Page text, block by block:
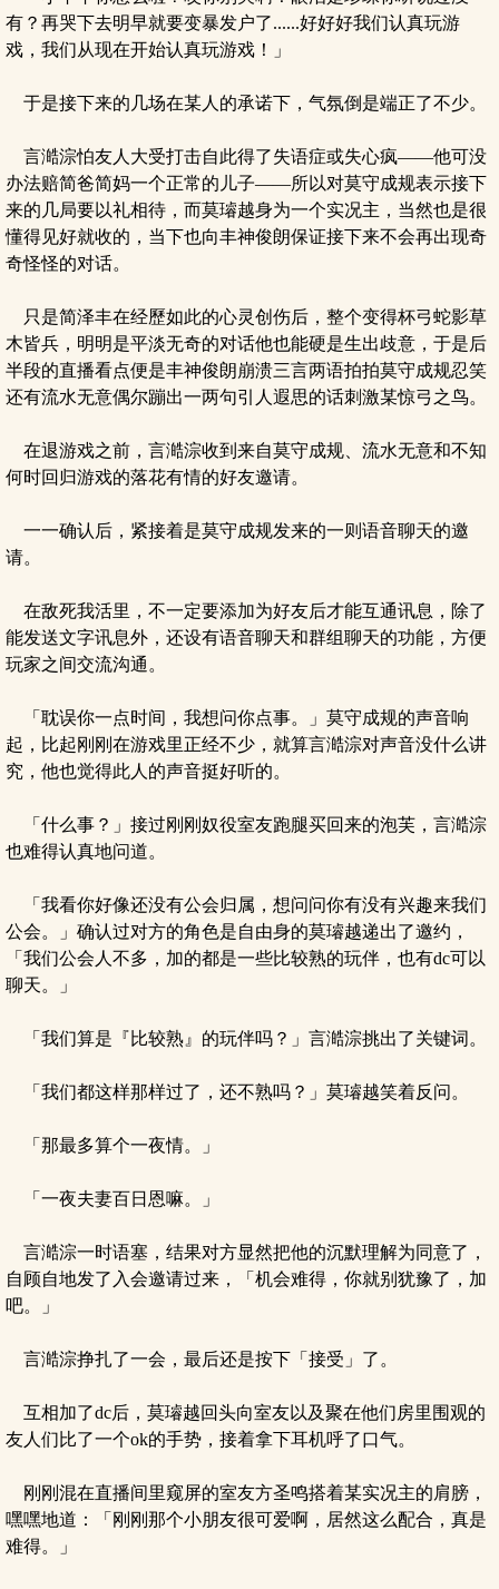
有？再哭下去明早就要变暴发户了......好好好我们认真玩游
戏，我们从现在开始认真玩游戏！」
于是接下来的几场在某人的承诺下，气氛倒是端正了不少。
言澔淙怕友人大受打击自此得了失语症或失心疯――他可没
办法赔简爸简妈一个正常的儿子――所以对莫守成规表示接下
来的几局要以礼相待，而莫璿越身为一个实况主，当然也是很
懂得见好就收的，当下也向丰神俊朗保证接下来不会再出现奇
奇怪怪的对话。
只是简泽丰在经歷如此的心灵创伤后，整个变得杯弓蛇影草
木皆兵，明明是平淡无奇的对话他也能硬是生出歧意，于是后
半段的直播看点便是丰神俊朗崩溃三言两语拍拍莫守成规忍笑
还有流水无意偶尔蹦出一两句引人遐思的话刺激某惊弓之鸟。
在退游戏之前，言澔淙收到来自莫守成规、流水无意和不知
何时回归游戏的落花有情的好友邀请。
一一确认后，紧接着是莫守成规发来的一则语音聊天的邀
请。
在敌死我活里，不一定要添加为好友后才能互通讯息，除了
能发送文字讯息外，还设有语音聊天和群组聊天的功能，方便
玩家之间交流沟通。
「耽误你一点时间，我想问你点事。」莫守成规的声音响
起，比起刚刚在游戏里正经不少，就算言澔淙对声音没什么讲
究，他也觉得此人的声音挺好听的。
「什么事？」接过刚刚奴役室友跑腿买回来的泡芙，言澔淙
也难得认真地问道。
「我看你好像还没有公会归属，想问问你有没有兴趣来我们
公会。」确认过对方的角色是自由身的莫璿越递出了邀约，
「我们公会人不多，加的都是一些比较熟的玩伴，也有dc可以
聊天。」
「我们算是『比较熟』的玩伴吗？」言澔淙挑出了关键词。
「我们都这样那样过了，还不熟吗？」莫璿越笑着反问。
「那最多算个一夜情。」
「一夜夫妻百日恩嘛。」
言澔淙一时语塞，结果对方显然把他的沉默理解为同意了，
自顾自地发了入会邀请过来，「机会难得，你就别犹豫了，加
吧。」
言澔淙挣扎了一会，最后还是按下「接受」了。
互相加了dc后，莫璿越回头向室友以及聚在他们房里围观的
友人们比了一个ok的手势，接着拿下耳机呼了口气。
刚刚混在直播间里窥屏的室友方圣鸣搭着某实况主的肩膀，
嘿嘿地道：「刚刚那个小朋友很可爱啊，居然这么配合，真是
难得。」